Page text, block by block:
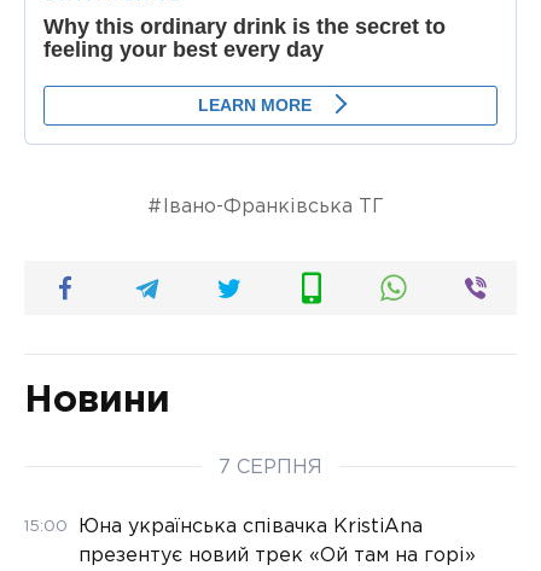
Івано-Франківська ТГ
Новини
7 СЕРПНЯ
15:00
Юна українська співачка KristiAna
презентує новий трек «Ой там на горі»